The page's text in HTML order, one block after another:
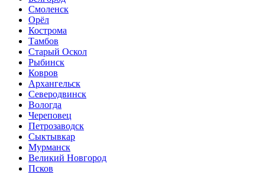
Смоленск
Орёл
Кострома
Тамбов
Старый Оскол
Рыбинск
Ковров
Архангельск
Северодвинск
Вологда
Череповец
Петрозаводск
Сыктывкар
Мурманск
Великий Новгород
Псков